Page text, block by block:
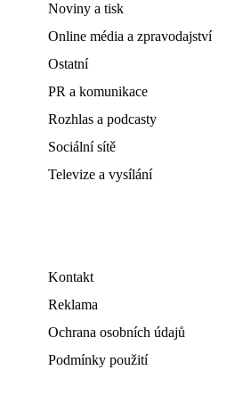
Noviny a tisk
Online média a zpravodajství
Ostatní
PR a komunikace
Rozhlas a podcasty
Sociální sítě
Televize a vysílání
Kontakt
Reklama
Ochrana osobních údajů
Podmínky použití